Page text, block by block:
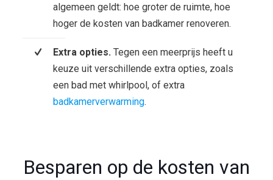
algemeen geldt: hoe groter de ruimte, hoe
hoger de kosten van badkamer renoveren.
Extra opties. Tegen een meerprijs heeft u
keuze uit verschillende extra opties, zoals
een bad met whirlpool, of extra
badkamerverwarming.
Besparen op de kosten van